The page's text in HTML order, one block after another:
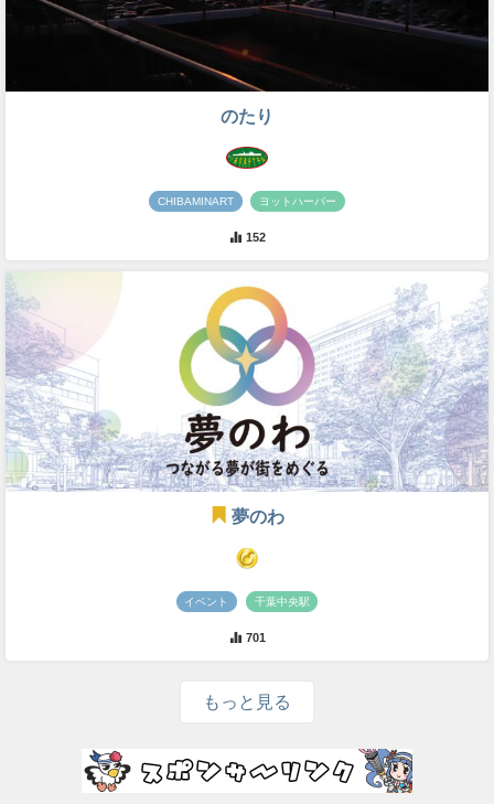
のたり
CHIBAMINART ヨットハーバー
152
夢のわ
イベント 千葉中央駅
701
もっと見る